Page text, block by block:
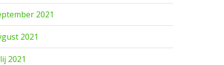
2021
2021
2021